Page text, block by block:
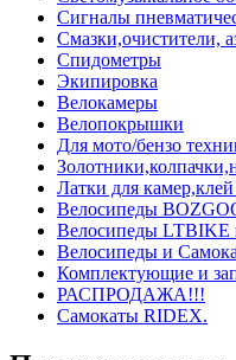
Сигналы
Смазки,очистители,
Спидометры
Экипировка
Велокамеры
Велопокрышки
Для мото/бензо
Латки для
Велосипеды
Велосипеды LTBIKE
Велосипеды и
Комплектующие и
РАСПРОДАЖА!!!
Самокаты RIDEX.